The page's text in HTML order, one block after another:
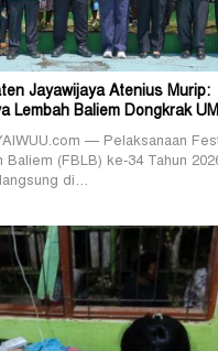
Jayawijaya Atenius Murip:
Lembah Baliem Dongkrak
— Pelaksanaan
Baliem (FBLB) ke-34 Tahun
di…